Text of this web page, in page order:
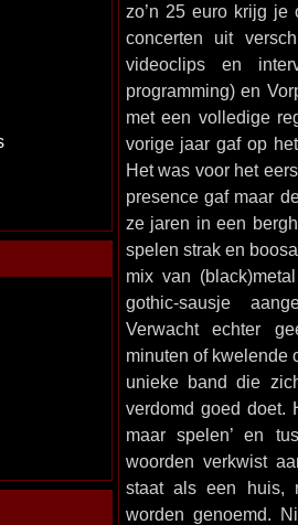
zo’n 25 euro krijg
concerten uit
videoclips en
programming) en
met een volledige
vorige jaar gaf op
Het was voor het
presence gaf maar
ze jaren in een
spelen strak en
mix van
gothic-sausje
Verwacht echter
minuten of kwelende
unieke band die
verdomd goed doet.
maar spelen’ en
woorden verkwist
staat als een huis,
worden genoemd.